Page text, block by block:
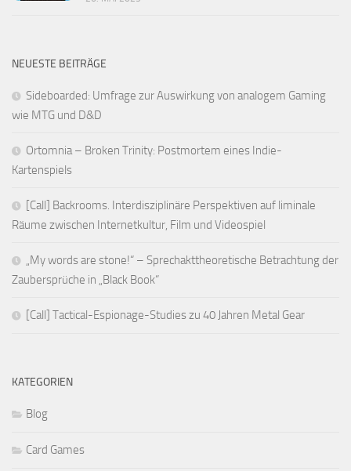
NEUESTE BEITRÄGE
Sideboarded: Umfrage zur Auswirkung von analogem Gaming
wie MTG und D&D
Ortomnia – Broken Trinity: Postmortem eines Indie-
Kartenspiels
[Call] Backrooms. Interdisziplinäre Perspektiven auf liminale
Räume zwischen Internetkultur, Film und Videospiel
„My words are stone!“ – Sprechakttheoretische Betrachtung der
Zaubersprüche in „Black Book“
[Call] Tactical-Espionage-Studies zu 40 Jahren Metal Gear
KATEGORIEN
Blog
Card Games